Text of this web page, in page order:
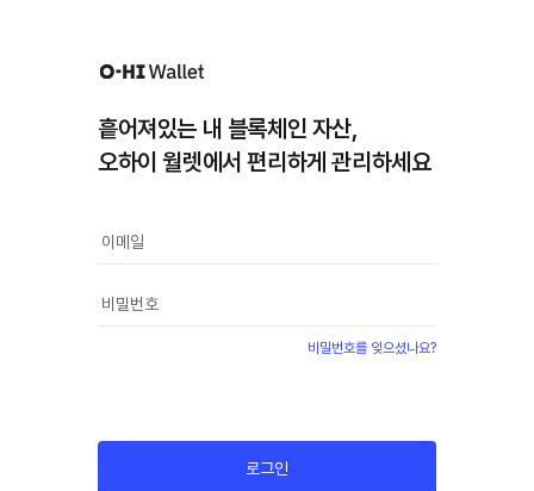
흩어져있는 내 블록체인 자산,
오하이 월렛에서 편리하게 관리하세요
비밀번호를 잊으셨나요?
로그인